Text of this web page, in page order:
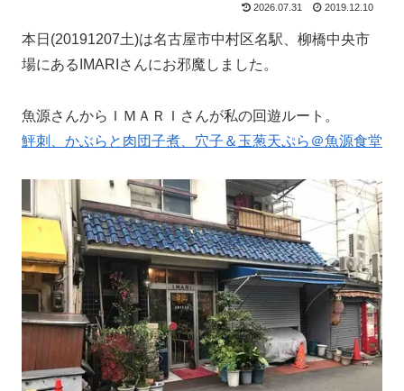
2026.07.31 2019.12.10
本日(20191207土)は名古屋市中村区名駅、柳橋中央市
場にあるIMARIさんにお邪魔しました。
魚源さんからＩＭＡＲＩさんが私の回遊ルート。
鮃刺、かぶらと肉団子煮、穴子＆玉葱天ぷら＠魚源食堂